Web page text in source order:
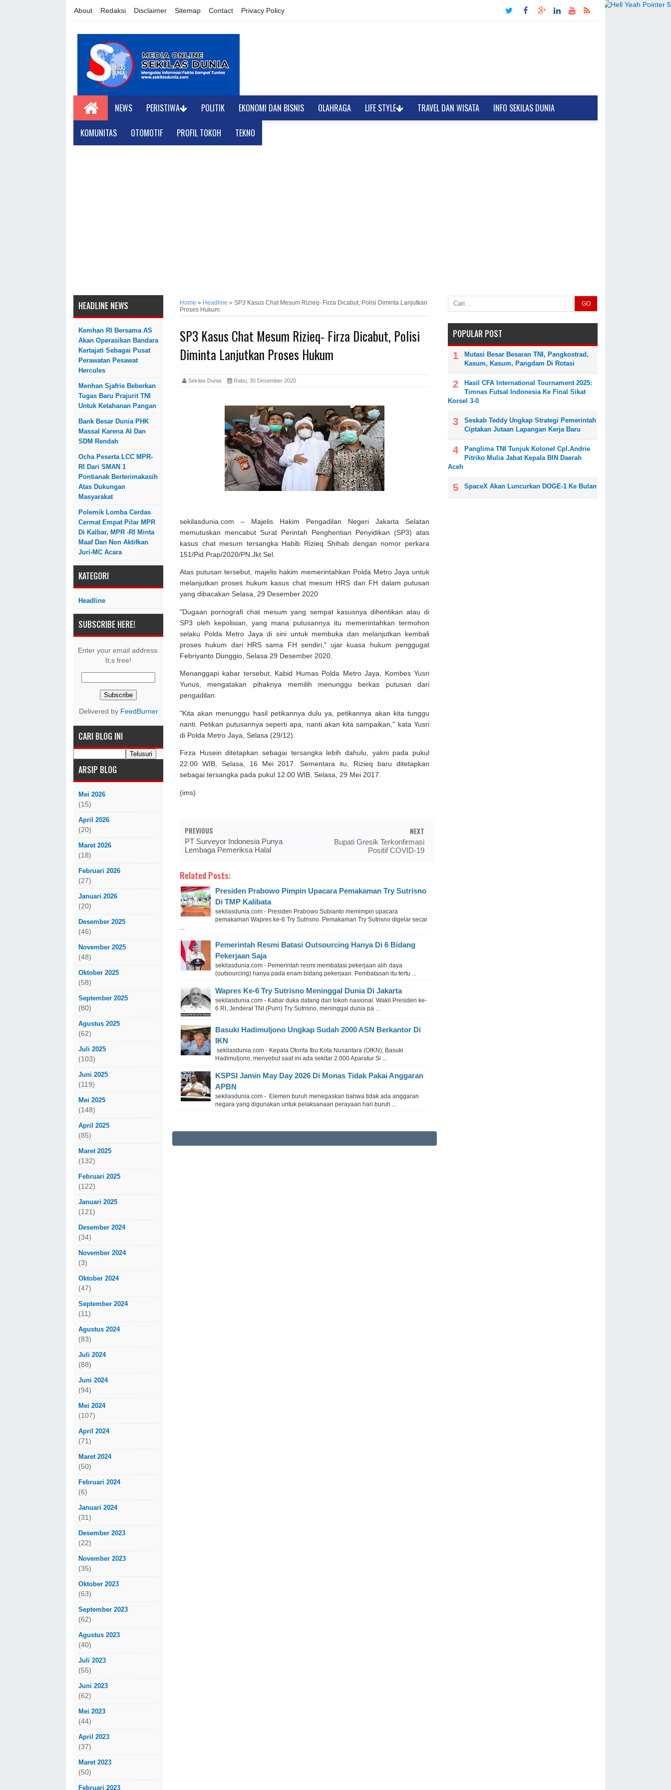
About Redaksi Disclaimer Sitemap Contact Privacy Policy
NEWS PERISTIWA POLITIK EKONOMI DAN BISNIS OLAHRAGA LIFE STYLE TRAVEL DAN WISATA INFO SEKILAS DUNIA
KOMUNITAS OTOMOTIF PROFIL TOKOH TEKNO
HEADLINE NEWS
Kemhan RI Bersama AS
Akan Operasikan Bandara
Kertajati Sebagai Pusat
Perawatan Pesawat
Hercules
Menhan Sjafrie Beberkan
Tugas Baru Prajurit TNI
Untuk Ketahanan Pangan
Bank Besar Dunia PHK
Massal Karena AI Dan
SDM Rendah
Ocha Peserta LCC MPR-
RI Dari SMAN 1
Pontianak Berterimakasih
Atas Dukungan
Masyarakat
Polemik Lomba Cerdas
Cermat Empat Pilar MPR
Di Kalbar, MPR -RI Minta
Maaf Dan Non Aktifkan
Juri-MC Acara
KATEGORI
Headline
SUBSCRIBE HERE!
Enter your email address.
It;s free!
Delivered by FeedBurner
CARI BLOG INI
ARSIP BLOG
Mei 2026
(15)
April 2026
(20)
Maret 2026
(18)
Februari 2026
(27)
Januari 2026
(20)
Desember 2025
(46)
November 2025
(48)
Oktober 2025
(58)
September 2025
(80)
Agustus 2025
(62)
Juli 2025
(103)
Juni 2025
(119)
Mei 2025
(148)
April 2025
(85)
Maret 2025
(132)
Februari 2025
(122)
Januari 2025
(121)
Desember 2024
(34)
November 2024
(3)
Oktober 2024
(47)
September 2024
(11)
Agustus 2024
(83)
Juli 2024
(88)
Juni 2024
(94)
Mei 2024
(107)
April 2024
(71)
Maret 2024
(50)
Februari 2024
(6)
Januari 2024
(31)
Desember 2023
(22)
November 2023
(35)
Oktober 2023
(63)
September 2023
(62)
Agustus 2023
(40)
Juli 2023
(55)
Juni 2023
(62)
Mei 2023
(44)
April 2023
(37)
Maret 2023
(50)
Februari 2023
Home » Headline » SP3 Kasus Chat Mesum Rizieq- Firza Dicabut, Polisi Diminta Lanjutkan
Proses Hukum
SP3 Kasus Chat Mesum Rizieq- Firza Dicabut, Polisi
Diminta Lanjutkan Proses Hukum
Sekilas Dunia Rabu, 30 Desember 2020
sekilasdunia.com – Majelis Hakim Pengadilan Negeri Jakarta Selatan
memutuskan mencabut Surat Perintah Penghentian Penyidikan (SP3) atas
kasus chat mesum tersangka Habib Rizieq Shihab dengan nomor perkara
151/Pid.Prap/2020/PN.Jkt.Sel.
Atas putusan tersebut, majelis hakim memerintahkan Polda Metro Jaya untuk
melanjutkan proses hukum kasus chat mesum HRS dan FH dalam putusan
yang dibacakan Selasa, 29 Desember 2020
"Dugaan pornografi chat mesum yang sempat kasusnya dihentikan atau di
SP3 oleh kepolisian, yang mana putusannya itu memerintahkan termohon
selaku Polda Metro Jaya di sini untuk membuka dan melanjutkan kembali
proses hukum dari HRS sama FH sendiri," ujar kuasa hukum penggugat
Febriyanto Dunggio, Selasa 29 Desember 2020.
Menanggapi kabar tersebut, Kabid Humas Polda Metro Jaya, Kombes Yusri
Yunus, mengatakan pihaknya memilih menunggu berkas putusan dari
pengadilan.
"Kita akan menunggu hasil petikannya dulu ya, petikannya akan kita tunggu
nanti. Petikan putusannya seperti apa, nanti akan kita sampaikan," kata Yusri
di Polda Metro Jaya, Selasa (29/12).
Firza Husein ditetapkan sebagai tersangka lebih dahulu, yakni pada pukul
22.00 WIB, Selasa, 16 Mei 2017. Sementara itu, Rizieq baru ditetapkan
sebagai tersangka pada pukul 12.00 WIB, Selasa, 29 Mei 2017.
(ims)
PREVIOUS
PT Surveyor Indonesia Punya
Lembaga Pemeriksa Halal
NEXT
Bupati Gresik Terkonfirmasi
Positif COVID-19
Related Posts:
Presiden Prabowo Pimpin Upacara Pemakaman Try Sutrisno
Di TMP Kalibata
sekilasdunia.com - Presiden Prabowo Subianto memimpin upacara
pemakaman Wapres ke-6 Try Sutrisno. Pemakaman Try Sutrisno digelar secar
...
Pemerintah Resmi Batasi Outsourcing Hanya Di 6 Bidang
Pekerjaan Saja
sekilasdunia.com - Pemerintah resmi membatasi pekerjaan alih daya
(outsourcing) hanya pada enam bidang pekerjaan. Pembatasan itu tertu ...
Wapres Ke-6 Try Sutrisno Meninggal Dunia Di Jakarta
sekilasdunia.com - Kabar duka datang dari tokoh nasional. Wakil Presiden ke-
6 RI, Jenderal TNI (Purn) Try Sutrisno, meninggal dunia pa ...
Basuki Hadimuljono Ungkap Sudah 2000 ASN Berkantor Di
IKN
sekilasdunia.com - Kepala Otorita Ibu Kota Nusantara (OIKN), Basuki
Hadimuljono, menyebut saat ini ada sekitar 2.000 Aparatur Si ...
KSPSI Jamin May Day 2026 Di Monas Tidak Pakai Anggaran
APBN
sekilasdunia.com - Elemen buruh menegaskan bahwa tidak ada anggaran
negara yang digunakan untuk pelaksanaan perayaan hari buruh ...
GO
POPULAR POST
Mutasi Besar Besaran TNI, Pangkostrad,
Kasum, Kasum, Pangdam Di Rotasi
Hasil CFA International Tournament 2025:
Timnas Futsal Indonesia Ke Final Sikat
Korsel 3-0
Seskab Teddy Ungkap Strategi Pemerintah
Ciptakan Jutaan Lapangan Kerja Baru
Panglima TNI Tunjuk Kolonel Cpl.Andrie
Pitriko Mulia Jabat Kepala BIN Daerah
Aceh
SpaceX Akan Luncurkan DOGE-1 Ke Bulan